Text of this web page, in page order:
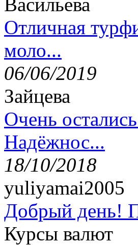
Отличная
моло...
06/06/2019
Зайцева
Очень
Надёжнос...
18/10/2018
yuliyamai2005
Добрый день!
Курсы валют